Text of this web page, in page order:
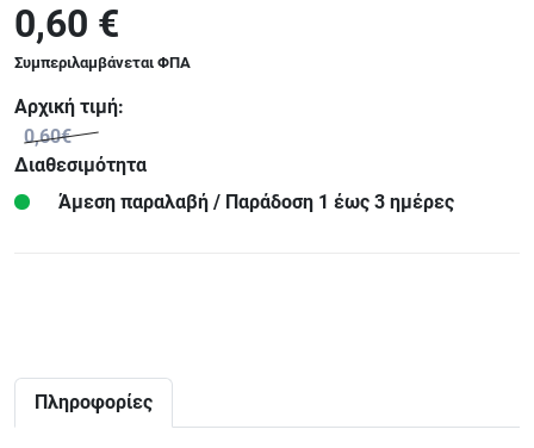
0,60 €
Συμπεριλαμβάνεται ΦΠΑ
Αρχική τιμή:
0,60€
Διαθεσιμότητα
Άμεση παραλαβή / Παράδoση 1 έως 3 ημέρες
Πληροφορίες